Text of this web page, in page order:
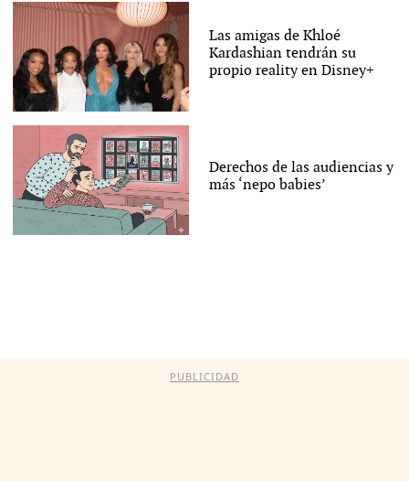
Las amigas de Khloé
Kardashian tendrán su
propio reality en Disney+
Derechos de las audiencias y
más ‘nepo babies’
PUBLICIDAD